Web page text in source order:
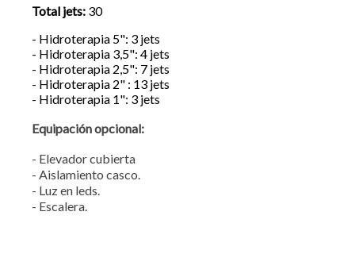
Total jets: 30
- Hidroterapia 5": 3 jets
- Hidroterapia 3,5": 4 jets
- Hidroterapia 2,5": 7 jets
- Hidroterapia 2" : 13 jets
- Hidroterapia 1": 3 jets
Equipación opcional:
- Elevador cubierta
- Aislamiento casco.
- Luz en leds.
- Escalera.